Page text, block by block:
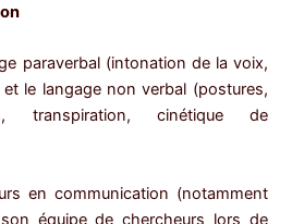
paraverbal (intonation de la voix,
le langage non verbal (postures,
transpiration, cinétique de
en communication (notamment
équipe de chercheurs lors de